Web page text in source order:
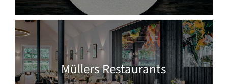
Müllers Restaurants